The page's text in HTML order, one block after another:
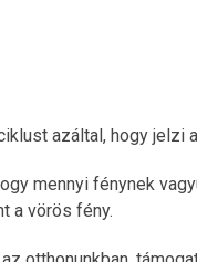
azáltal, hogy jelzi
mennyi fénynek
a vörös fény.